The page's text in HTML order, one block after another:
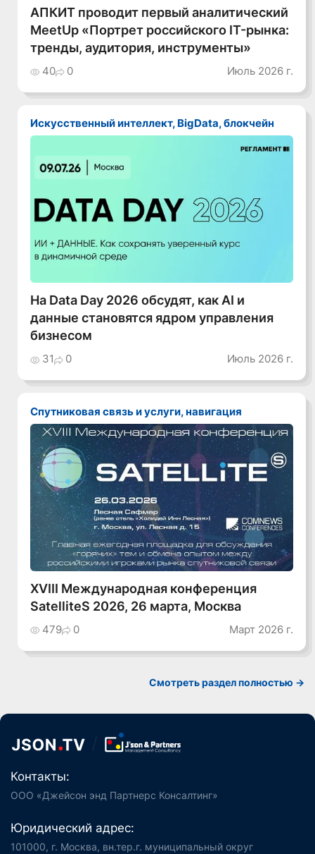
АПКИТ проводит первый аналитический
MeetUp «Портрет российского IT-рынка:
тренды, аудитория, инструменты»
40 0 Июль 2026 г.
Искусственный интеллект, BigData, блокчейн
На Data Day 2026 обсудят, как AI и
данные становятся ядром управления
бизнесом
31 0 Июль 2026 г.
Спутниковая связь и услуги, навигация
XVIII Международная конференция
SatelliteS 2026, 26 марта, Москва
479 0 Март 2026 г.
Cмотреть раздел полностью ->
Контакты:
ООО «Джейсон энд Партнерс Консалтинг»
Юридический адрес:
101000, г. Москва, вн.тер.г. муниципальный округ